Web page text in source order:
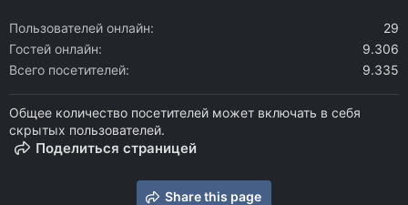
Пользователей онлайн
29
Гостей онлайн
9.306
Всего посетителей
9.335
Общее количество посетителей может включать в себя
скрытых пользователей.
Поделиться страницей
Share this page